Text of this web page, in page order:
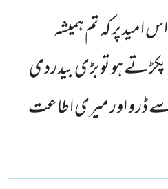
امید پر کہ تم ہمیشہ
ہو تو بڑی بیدردی
ڈرو اور میری اطاعت